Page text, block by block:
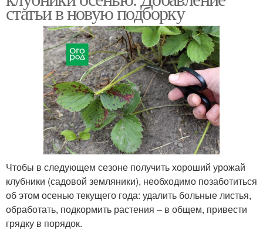
статьи в новую подборку
Чтобы в следующем сезоне получить хороший урожай
клубники (садовой земляники), необходимо позаботиться
об этом осенью текущего года: удалить больные листья,
обработать, подкормить растения – в общем, привести
грядку в порядок.